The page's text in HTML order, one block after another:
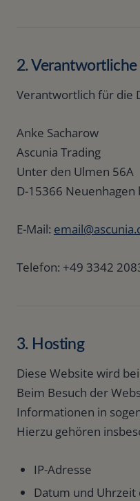
2. Verantwortliche
Verantwortlich für die
Anke Sacharow
Ascunia Trading
Unter den Ulmen 56A
D-15366 Neuenhagen
E-Mail:
Telefon: +49 3342
3. Hosting
Diese Website wird
Beim Besuch der
Informationen in
Hierzu gehören
IP-Adresse
Datum und Uhrzeit